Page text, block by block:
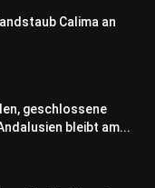
Calima an
geschlossene
bleibt am...